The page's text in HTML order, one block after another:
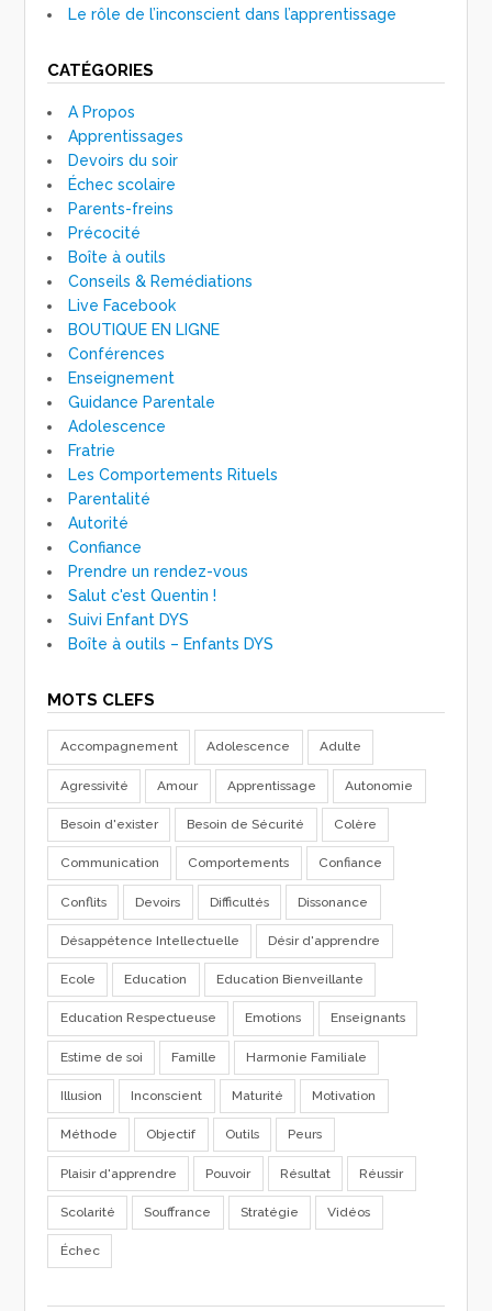
Le rôle de l’inconscient dans l’apprentissage
CATÉGORIES
A Propos
Apprentissages
Devoirs du soir
Échec scolaire
Parents-freins
Précocité
Boîte à outils
Conseils & Remédiations
Live Facebook
BOUTIQUE EN LIGNE
Conférences
Enseignement
Guidance Parentale
Adolescence
Fratrie
Les Comportements Rituels
Parentalité
Autorité
Confiance
Prendre un rendez-vous
Salut c'est Quentin !
Suivi Enfant DYS
Boîte à outils – Enfants DYS
MOTS CLEFS
Accompagnement Adolescence Adulte
Agressivité Amour Apprentissage Autonomie
Besoin d'exister Besoin de Sécurité Colère
Communication Comportements Confiance
Conflits Devoirs Difficultés Dissonance
Désappétence Intellectuelle Désir d'apprendre
Ecole Education Education Bienveillante
Education Respectueuse Emotions Enseignants
Estime de soi Famille Harmonie Familiale
Illusion Inconscient Maturité Motivation
Méthode Objectif Outils Peurs
Plaisir d'apprendre Pouvoir Résultat Réussir
Scolarité Souffrance Stratégie Vidéos
Échec